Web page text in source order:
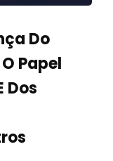
Do
Papel
Dos